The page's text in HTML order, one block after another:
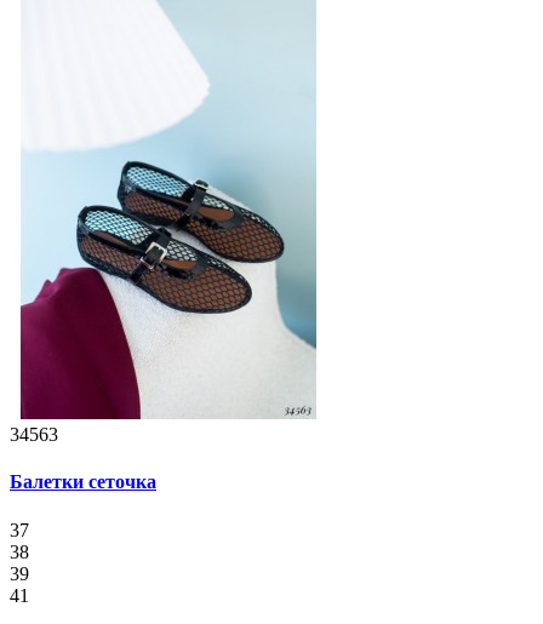
34563
Балетки сеточка
37
38
39
41